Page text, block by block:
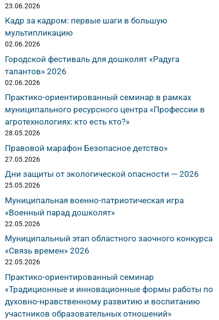
23.06.2026
Кадр за кадром: первые шаги в большую
мультипликацию
02.06.2026
Городской фестиваль для дошколят «Радуга
талантов» 2026
02.06.2026
Практико-ориентированный семинар в рамках
муниципального ресурсного центра «Профессии в
агротехнологиях: кто есть кто?»
28.05.2026
Правовой марафон Безопасное детство»
27.05.2026
Дни защиты от экологической опасности — 2026
25.05.2026
Муниципальная военно-патриотическая игра
«Военный парад дошколят»
22.05.2026
Муниципальный этап областного заочного конкурса
«Связь времен» 2026
22.05.2026
Практико-ориентированный семинар
«Традиционные и инновационные формы работы по
духовно-нравственному развитию и воспитанию
участников образовательных отношений»